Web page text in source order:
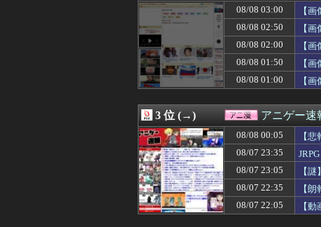
08/08 03:00
【動画】春奈の飯
08/08 03:00
【仮面ライダーマ
08/08 03:00
海外10代「日本を
08/08 02:57
体を壊して働けな
08/08 02:57
子どもなし、友人
08/08 02:55
朝鮮日報 MLB：
08/08 02:50
【悲報】3人家族
08/08 02:50
日本「輸入に頼り
08/08 02:50
【恐怖】アジア系
08/08 02:45
【動画】日本を応
08/08 02:45
日本「輸入に頼り
08/08 02:40
中国「大洪水！」
08/08 02:40
【画像】NASAが
08/08 02:40
乃木坂の10月生ま
08/08 02:39
【画像】誰とヤリ
08/08 02:39
美人が相手の時と
08/08 03:00
【
08/08 02:50
【
08/08 02:00
【
08/08 01:50
【
08/08 01:00
【
3 位 (→) アニゲー速
08/08 00:05
【
08/07 23:35
08/07 23:05
【
08/07 22:35
【
08/07 22:05
【